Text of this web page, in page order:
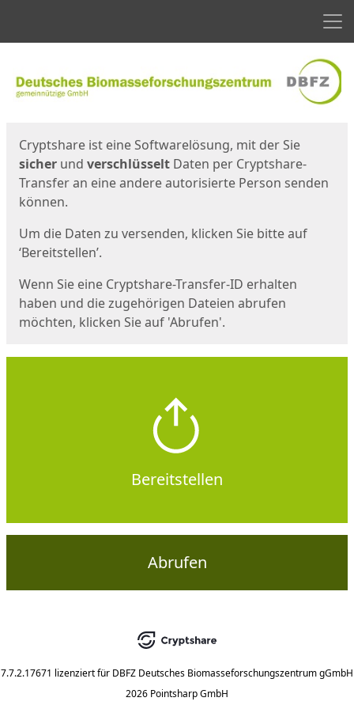
Cryptshare ist eine Softwarelösung, mit der Sie
sicher und verschlüsselt Daten per Cryptshare-
Transfer an eine andere autorisierte Person senden
können.
Um die Daten zu versenden, klicken Sie bitte auf
‘Bereitstellen’.
Wenn Sie eine Cryptshare-Transfer-ID erhalten
haben und die zugehörigen Dateien abrufen
möchten, klicken Sie auf 'Abrufen'.
Bereitstellen
Abrufen
7.7.2.17671 lizenziert für DBFZ Deutsches Biomasseforschungszentrum gGmbH
2026 Pointsharp GmbH